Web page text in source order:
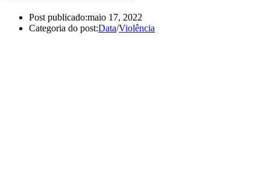
Post publicado:maio 17, 2022
Categoria do post:Data/Violência